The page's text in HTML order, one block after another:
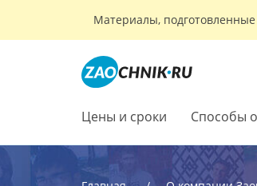
Материалы,
Цены и сроки Способы